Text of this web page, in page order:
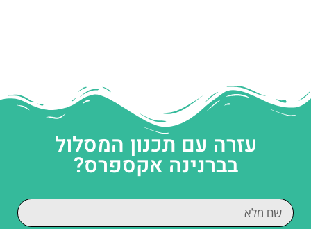
עזרה עם תכנון המסלול
בברנינה אקספרס?